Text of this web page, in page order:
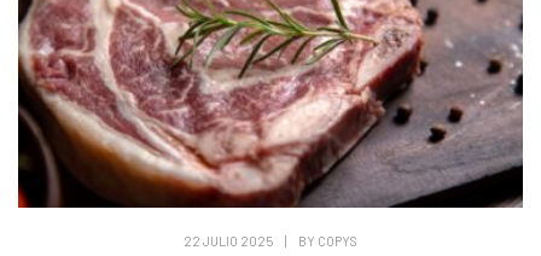
22 JULIO 2025 BY COPYS